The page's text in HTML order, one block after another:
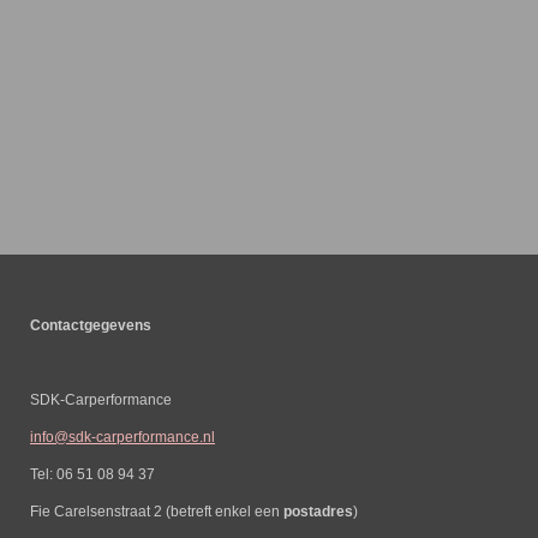
Contactgegevens
SDK-Carperformance
info@sdk-carperformance.nl
Tel: 06 51 08 94 37
Fie Carelsenstraat 2 (betreft enkel een postadres)